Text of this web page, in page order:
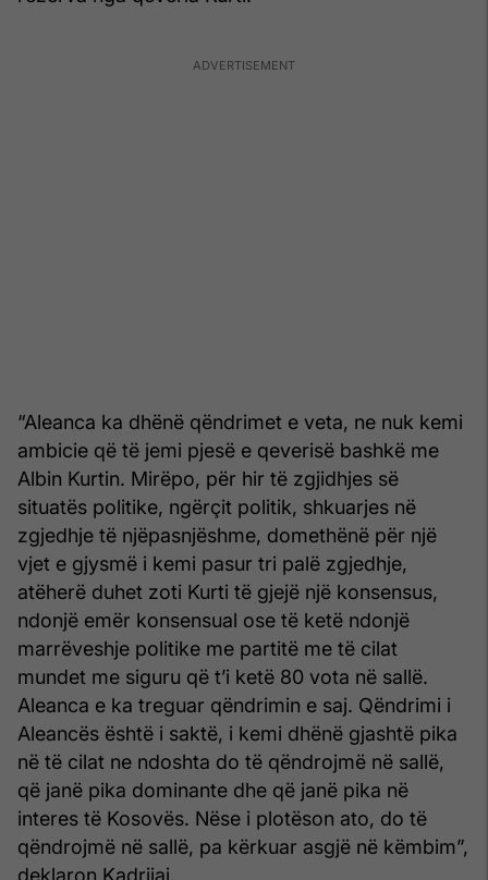
“Aleanca ka dhënë qëndrimet e veta, ne nuk kemi
ambicie që të jemi pjesë e qeverisë bashkë me
Albin Kurtin. Mirëpo, për hir të zgjidhjes së
situatës politike, ngërçit politik, shkuarjes në
zgjedhje të njëpasnjëshme, domethënë për një
vjet e gjysmë i kemi pasur tri palë zgjedhje,
atëherë duhet zoti Kurti të gjejë një konsensus,
ndonjë emër konsensual ose të ketë ndonjë
marrëveshje politike me partitë me të cilat
mundet me siguru që t’i ketë 80 vota në sallë.
Aleanca e ka treguar qëndrimin e saj. Qëndrimi i
Aleancës është i saktë, i kemi dhënë gjashtë pika
në të cilat ne ndoshta do të qëndrojmë në sallë,
që janë pika dominante dhe që janë pika në
interes të Kosovës. Nëse i plotëson ato, do të
qëndrojmë në sallë, pa kërkuar asgjë në këmbim”,
deklaron Kadrijaj.